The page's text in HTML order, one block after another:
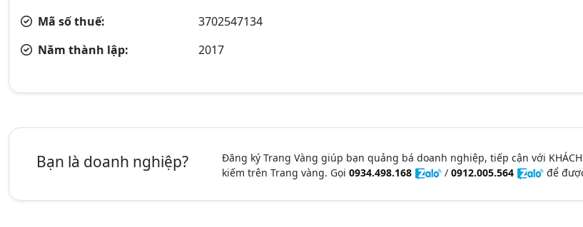
Mã số thuế:
3702547134
Năm thành lập:
2017
Bạn là doanh nghiệp?
Đăng ký Trang Vàng giúp bạn quảng bá doanh nghiệp, tiếp cận với
kiếm trên Trang vàng. Gọi 0934.498.168 / 0912.005.564 để